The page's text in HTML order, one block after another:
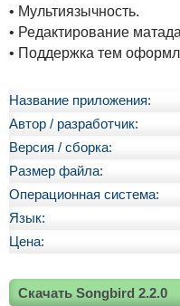
• Мультиязычность.
• Редактирование
• Поддержка тем
Название приложения:
Автор / разработчик:
Версия / сборка:
Размер файла:
Операционная система:
Язык:
Цена:
Скачать Songbird 2.2.0